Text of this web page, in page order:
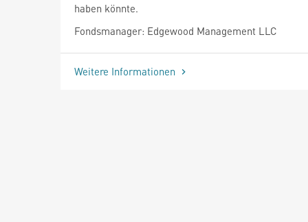
haben könnte.
Fondsmanager: Edgewood Management LLC
Weitere Informationen